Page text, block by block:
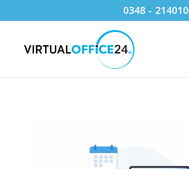
0348 - 214010